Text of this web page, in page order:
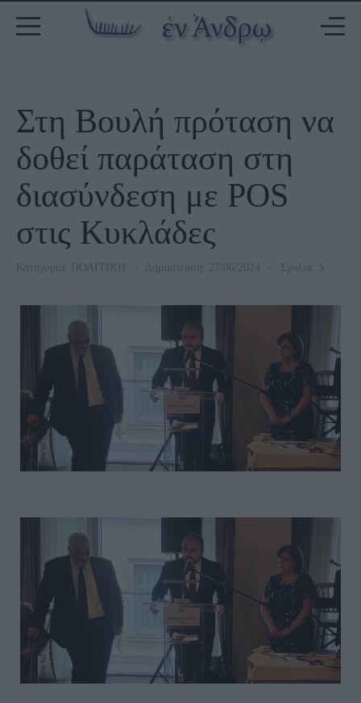
Στη Βουλή πρόταση να
δοθεί παράταση στη
διασύνδεση με POS
στις Κυκλάδες
Κατηγορία: ΠΟΛΙΤΙΚΗ Δημοσίευση: 27/06/2024 Σχόλια: 5